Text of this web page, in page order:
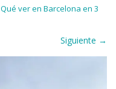
Qué ver en Barcelona en 3
Siguiente →